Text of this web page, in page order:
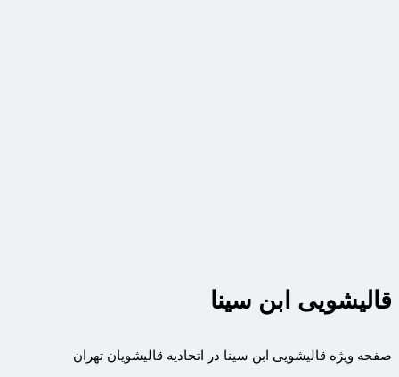
قالیشویی ابن سینا
صفحه ویژه قالیشویی ابن سینا در اتحادیه قالیشویان تهران